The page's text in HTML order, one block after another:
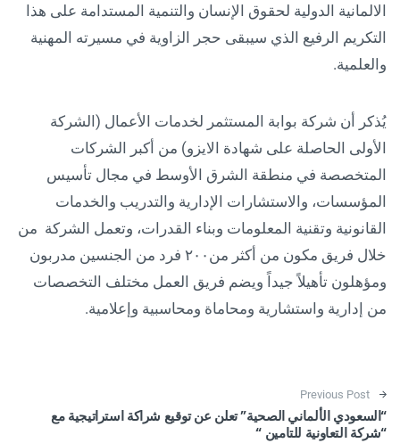
الالمانية الدولية لحقوق الإنسان والتنمية المستدامة على هذا
التكريم الرفيع الذي سيبقى حجر الزاوية في مسيرته المهنية
والعلمية.
يُذكر أن شركة بوابة المستثمر لخدمات الأعمال (الشركة
الأولى الحاصلة على شهادة الايزو) من أكبر الشركات
المتخصصة في منطقة الشرق الأوسط في مجال تأسيس
المؤسسات، والاستشارات الإدارية والتدريب والخدمات
القانونية وتقنية المعلومات وبناء القدرات، وتعمل الشركة من
خلال فريق مكون من أكثر من٢٠٠ فرد من الجنسين مدربون
ومؤهلون تأهيلاً جيداً ويضم فريق العمل مختلف التخصصات
من إدارية واستشارية ومحاماة ومحاسبية وإعلامية.
Post navigation
Previous Post
“السعودي الألماني الصحية” تعلن عن توقيع شراكة استراتيجية مع
“شركة التعاونية للتامين “